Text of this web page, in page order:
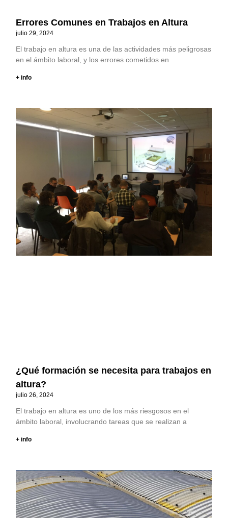
Errores Comunes en Trabajos en Altura
julio 29, 2024
El trabajo en altura es una de las actividades más peligrosas
en el ámbito laboral, y los errores cometidos en
+ info
¿Qué formación se necesita para trabajos en
altura?
julio 26, 2024
El trabajo en altura es uno de los más riesgosos en el
ámbito laboral, involucrando tareas que se realizan a
+ info